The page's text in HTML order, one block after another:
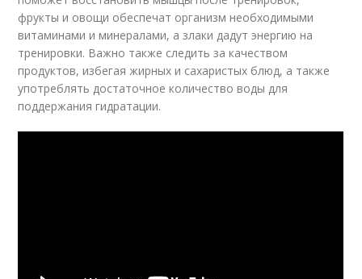
фрукты и овощи обеспечат организм необходимыми
витаминами и минералами, а злаки дадут энергию на
тренировки. Важно также следить за качеством
продуктов, избегая жирных и сахаристых блюд, а также
употреблять достаточное количество воды для
поддержания гидратации.